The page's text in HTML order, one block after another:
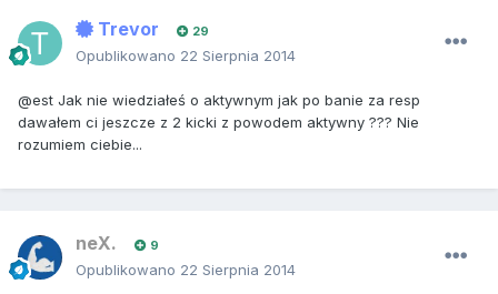
Trevor 29
Opublikowano 22 Sierpnia 2014
@est Jak nie wiedziałeś o aktywnym jak po banie za resp
dawałem ci jeszcze z 2 kicki z powodem aktywny ??? Nie
rozumiem ciebie...
neX. 9
Opublikowano 22 Sierpnia 2014